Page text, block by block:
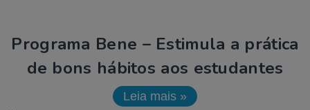
Programa Bene – Estimula a prática
de bons hábitos aos estudantes
Leia mais »